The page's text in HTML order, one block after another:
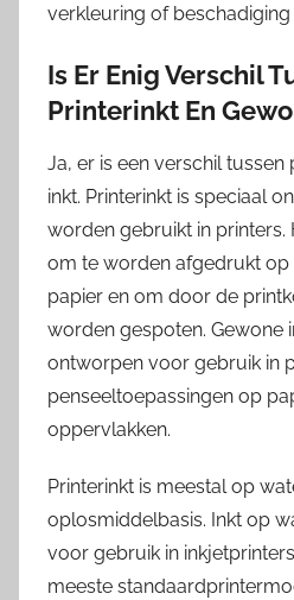
verkleuring of
Is Er Enig Verschil
Printerinkt En
Ja, er is een verschil
inkt. Printerinkt is speciaal
worden gebruikt in
om te worden afgedrukt op
papier en om door de
worden gespoten. Gewone
ontworpen voor gebruik in
penseeltoepassingen op
oppervlakken.
Printerinkt is meestal op
oplosmiddelbasis. Inkt op
voor gebruik in
meeste